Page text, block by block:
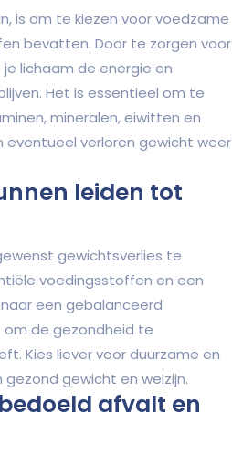
is om te kiezen voor voedzame
bevatten. Door te zorgen voor
lichaam de energie en
Het is essentieel om te
mineralen, eiwitten en
verloren gewicht weer
leiden tot
gewichtsverlies te
voedingsstoffen en een
een gebalanceerd
de gezondheid te
Kies liever voor duurzame en
gewicht en welzijn.
afvalt en